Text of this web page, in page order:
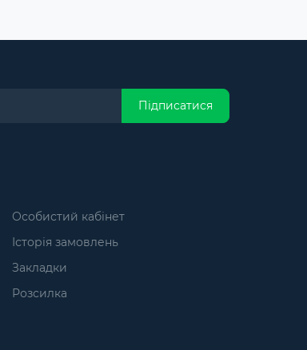
Підписатися
Особистий кабінет
Історія замовлень
Закладки
Розсилка